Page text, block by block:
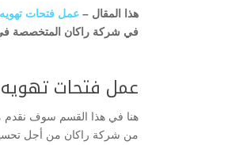
هذا المقال – عمل فتحات تهويه
في شركة راكان المتخصصة في
عمل فتحات
هنا في هذا القسم سوف نقدم
من شركة راكان من أجل تحسين